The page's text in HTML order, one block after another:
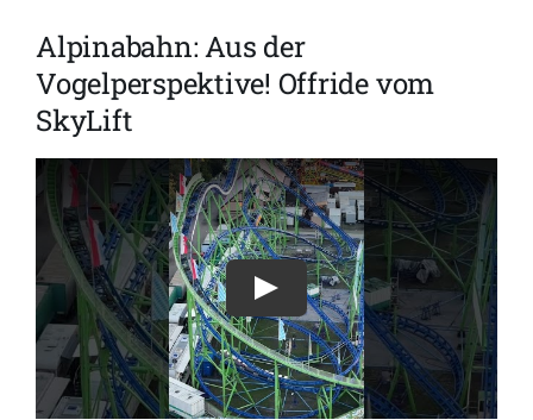
Alpinabahn: Aus der
Vogelperspektive! Offride vom
SkyLift